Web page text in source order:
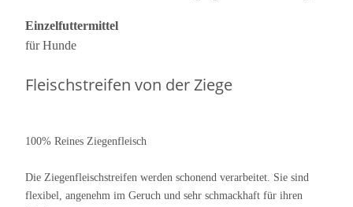
Einzelfuttermittel
für Hunde
Fleischstreifen von der Ziege
100% Reines Ziegenfleisch
Die Ziegenfleischstreifen werden schonend verarbeitet. Sie sind
flexibel, angenehm im Geruch und sehr schmackhaft für ihren